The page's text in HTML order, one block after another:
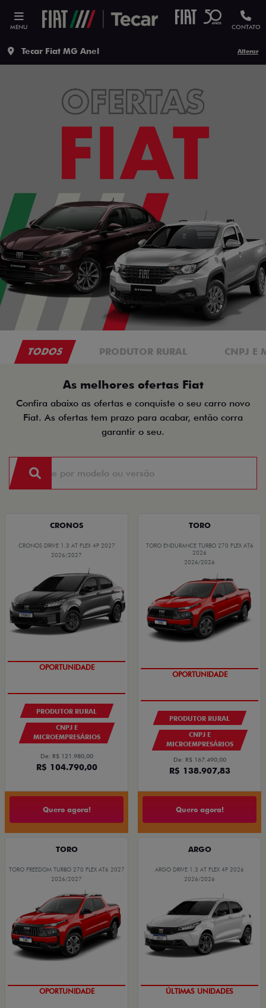
MENU CONTATO
Tecar Fiat MG Anel Alterar
TODOS PRODUTOR RURAL CNPJ E
As melhores ofertas Fiat
Confira abaixo as ofertas e conquiste o seu carro novo
Fiat. As ofertas tem prazo para acabar, então corra
garantir o seu.
CRONOS
CRONOS DRIVE 1.3 AT FLEX 4P 2027
2026/2027
GRANDE CHANCE FIAT
PRODUTOR RURAL
CNPJ E
MICROEMPRESÁRIOS
De: R$ 121.980,00
R$ 104.790,00
Quero agora!
TORO
TORO ENDURANCE TURBO 270 FLEX AT6
2026
2026/2026
GRANDE CHANCE FIAT
PRODUTOR RURAL
CNPJ E
MICROEMPRESÁRIOS
De: R$ 167.490,00
R$ 138.907,83
Quero agora!
TORO
TORO FREEDOM TURBO 270 FLEX AT6 2027
2026/2027
GRANDE CHANCE FIAT
ARGO
ARGO DRIVE 1.3 AT FLEX 4P 2026
2026/2026
GRANDE CHANCE FIAT